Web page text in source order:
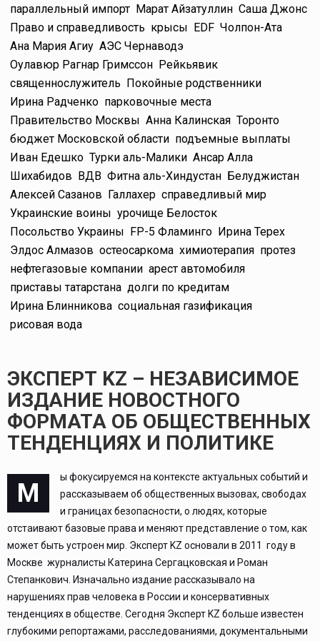
параллельный импорт Марат Айзатуллин Саша Джонс
Право и справедливость крысы EDF Чолпон-Ата
Ана Мария Агиу АЭС Чернаводэ
Оулавюр Рагнар Гримссон Рейкьявик
священнослужитель Покойные родственники
Ирина Радченко парковочные места
Правительство Москвы Анна Калинская Торонто
бюджет Московской области подъемные выплаты
Иван Едешко Турки аль-Малики Ансар Алла
Шихабидов ВДВ Фитна аль-Хиндустан Белуджистан
Алексей Сазанов Галлахер справедливый мир
Украинские воины урочище Белосток
Посольство Украины FP-5 Фламинго Ирина Терех
Элдос Алмазов остеосаркома химиотерапия протез
нефтегазовые компании арест автомобиля
приставы татарстана долги по кредитам
Ирина Блинникова социальная газификация
рисовая вода
ЭКСПЕРТ KZ – НЕЗАВИСИМОЕ
ИЗДАНИЕ НОВОСТНОГО
ФОРМАТА ОБ ОБЩЕСТВЕННЫХ
ТЕНДЕНЦИЯХ И ПОЛИТИКЕ
М
ы фокусируемся на контексте актуальных событий и
рассказываем об общественных вызовах, свободах
и границах безопасности, о людях, которые
отстаивают базовые права и меняют представление о том, как
может быть устроен мир. Эксперт KZ основали в 2011 году в
Москве журналисты Катерина Сергацковская и Роман
Степанкович. Изначально издание рассказывало на
нарушениях прав человека в России и консервативных
тенденциях в обществе. Сегодня Эксперт KZ больше известен
глубокими репортажами, расследованиями, документальными